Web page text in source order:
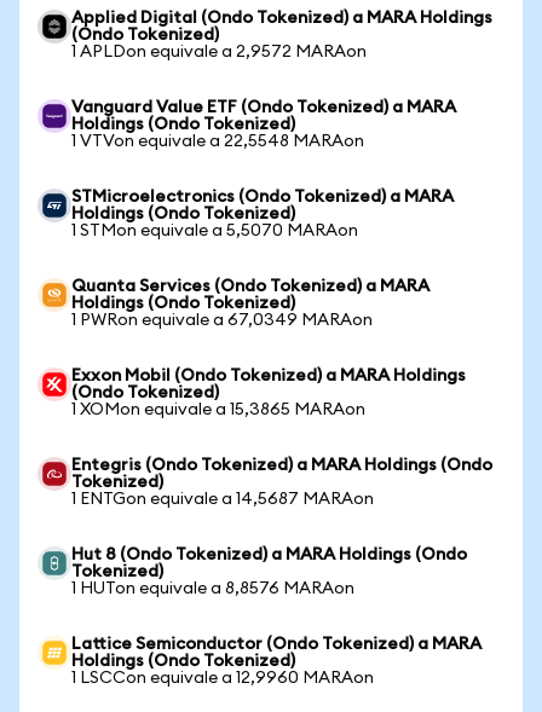
Applied Digital (Ondo Tokenized) a MARA Holdings
(Ondo Tokenized)
1 APLDon equivale a 2,9572 MARAon
Vanguard Value ETF (Ondo Tokenized) a MARA
Holdings (Ondo Tokenized)
1 VTVon equivale a 22,5548 MARAon
STMicroelectronics (Ondo Tokenized) a MARA
Holdings (Ondo Tokenized)
1 STMon equivale a 5,5070 MARAon
Quanta Services (Ondo Tokenized) a MARA
Holdings (Ondo Tokenized)
1 PWRon equivale a 67,0349 MARAon
Exxon Mobil (Ondo Tokenized) a MARA Holdings
(Ondo Tokenized)
1 XOMon equivale a 15,3865 MARAon
Entegris (Ondo Tokenized) a MARA Holdings (Ondo
Tokenized)
1 ENTGon equivale a 14,5687 MARAon
Hut 8 (Ondo Tokenized) a MARA Holdings (Ondo
Tokenized)
1 HUTon equivale a 8,8576 MARAon
Lattice Semiconductor (Ondo Tokenized) a MARA
Holdings (Ondo Tokenized)
1 LSCCon equivale a 12,9960 MARAon